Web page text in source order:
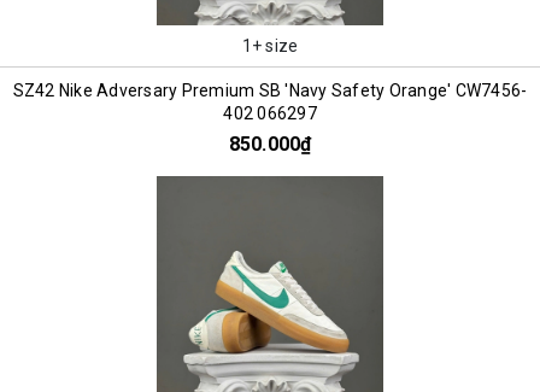
1+ size
SZ42 Nike Adversary Premium SB 'Navy Safety Orange' CW7456-
402 066297
850.000₫